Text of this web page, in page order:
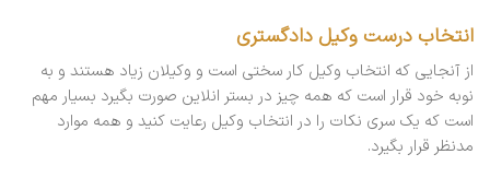
انتخاب درست وکیل دادگستری
از آنجایی که انتخاب وکیل کار سختی است و وکیلان زیاد هستند و به
نوبه خود قرار است که همه چیز در بستر انلاین صورت بگیرد بسیار مهم
است که یک سری نکات را در انتخاب وکیل رعایت کنید و همه موارد
مدنظر قرار بگیرد.